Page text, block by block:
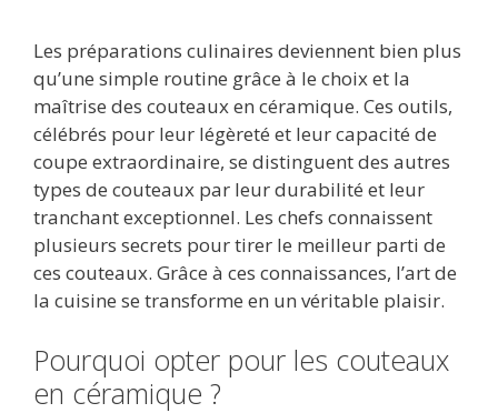
Les préparations culinaires deviennent bien plus
qu’une simple routine grâce à le choix et la
maîtrise des couteaux en céramique. Ces outils,
célébrés pour leur légèreté et leur capacité de
coupe extraordinaire, se distinguent des autres
types de couteaux par leur durabilité et leur
tranchant exceptionnel. Les chefs connaissent
plusieurs secrets pour tirer le meilleur parti de
ces couteaux. Grâce à ces connaissances, l’art de
la cuisine se transforme en un véritable plaisir.
Pourquoi opter pour les couteaux
en céramique ?